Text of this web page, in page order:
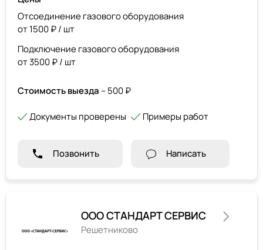
Отсоединение газового оборудования
от 1500 ₽ / шт
Подключение газового оборудования
от 3500 ₽ / шт
Стоимость выезда – 500 ₽
Документы проверены Примеры работ
Позвонить Написать
ООО СТАНДАРТ СЕРВИС
Решетниково